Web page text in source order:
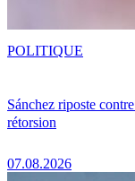
Sánchez riposte
rétorsion
07.08.2026
POLITIQUE